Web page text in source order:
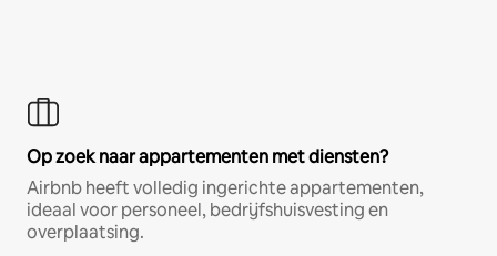
Op zoek naar appartementen met diensten?
Airbnb heeft volledig ingerichte appartementen,
ideaal voor personeel, bedrijfshuisvesting en
overplaatsing.